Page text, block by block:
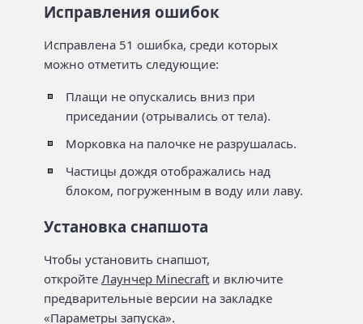
Исправления ошибок
Исправлена 51 ошибка, среди которых
можно отметить следующие:
Плащи не опускались вниз при
приседании (отрывались от тела).
Морковка на палочке не разрушалась.
Частицы дождя отображались над
блоком, погруженным в воду или лаву.
Установка снапшота
Чтобы установить снапшот,
откройте Лаунчер Minecraft и включите
предварительные версии на закладке
«Параметры запуска».